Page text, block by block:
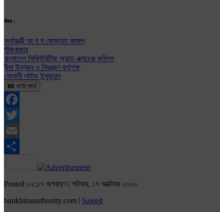
বিষয় :
অর্থমন্ত্রী আ হ ম মোস্তফা কামাল
পুঁজিবাজার
বাংলাদেশ সিকিউরিটিজ অ্যান্ড এক্সচেঞ্জ কমিশন
বীমা উন্নয়ন ও নিয়ন্ত্রণ কর্তৃপক্ষ
সোনালী লাইফ ইন্স্যুরেন্স
📸 ফটো কার্ড
Facebook
Twitter
Email
Share
Posted ০২:১৭ অপরাহ্ণ | শনিবার, ১৭ অক্টোবর ২০২০
bankbimaarthonity.com | Sajeed